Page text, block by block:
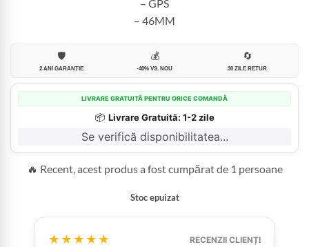
– GPS
– 46MM
🛡️
2 ANI GARANȚIE
💰
-40% VS. NOU
🔄
30 ZILE RETUR
LIVRARE GRATUITĂ PENTRU ORICE COMANDĂ
📦 Livrare Gratuită: 1-2 zile
Se verifică disponibilitatea...
🔥 Recent, acest produs a fost cumpărat de 1 persoane
Stoc epuizat
★★★★★ RECENZII CLIENȚI